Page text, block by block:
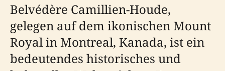
Belvédère Camillien-Houde,
gelegen auf dem ikonischen Mount
Royal in Montreal, Kanada, ist ein
bedeutendes historisches und